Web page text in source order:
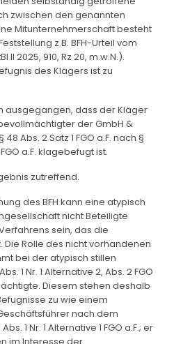
zwischen den genannten
Mitunternehmerschaft besteht
z.B. BFH-Urteil vom
II 2025, 910, Rz 20, m.w.N.).
des Klägers ist zu
ausgegangen, dass der Kläger
der GmbH &
Abs. 2 Satz 1 FGO a.F. nach §
a.F. klagebefugt ist.
zutreffend.
des BFH kann eine atypisch
nicht Beteiligte
sein, das die
Rolle des nicht vorhandenen
bei der atypisch stillen
1 Nr. 1 Alternative 2, Abs. 2 FGO
Diesem stehen deshalb
zu wie einem
nach dem
1 Nr. 1 Alternative 1 FGO a.F.; er